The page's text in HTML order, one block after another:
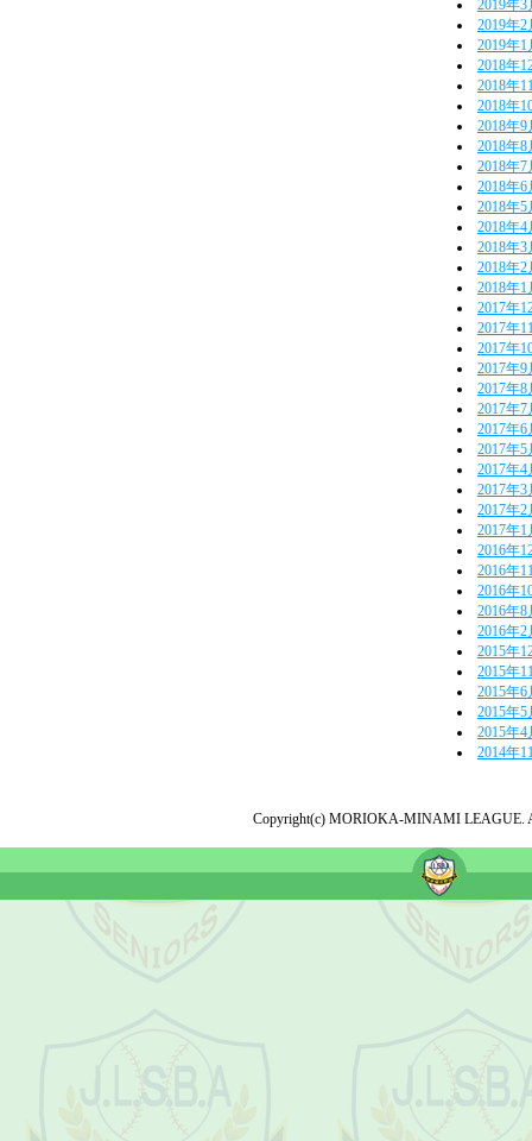
2019年3
2019年2
2019年1
2018年
2018年
2018年
2018年9
2018年8
2018年7
2018年6
2018年5
2018年4
2018年3
2018年2
2018年1
2017年
2017年
2017年
2017年9
2017年8
2017年7
2017年6
2017年5
2017年4
2017年3
2017年2
2017年1
2016年
2016年
2016年
2016年8
2016年2
2015年
2015年
2015年6
2015年5
2015年4
2014年
Copyright(c) MORIOKA-MINAMI LEAGUE.